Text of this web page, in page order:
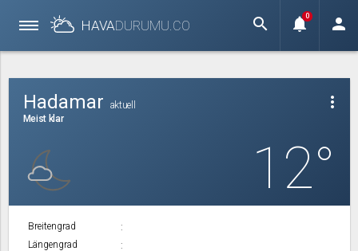
HAVADURUMU.CO search notifications
0 person
more_vert
Hadamar
aktuell
Meist klar
12°
Breitengrad
Längengrad